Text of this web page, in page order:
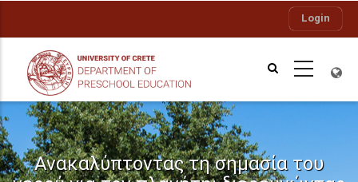
content
Login
Ανακαλύπτοντας τη σημασία του